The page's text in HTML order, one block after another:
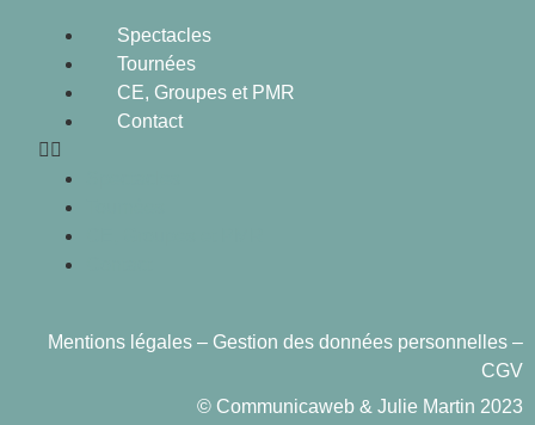
Spectacles
Tournées
CE, Groupes et PMR
Contact
Mentions légales – Gestion des données personnelles –
CGV
© Communicaweb & Julie Martin 2023